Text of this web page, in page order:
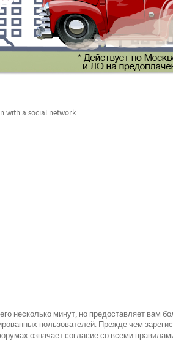
with a social network:
несколько минут, но предоставляет вам
пользователей. Прежде чем
означает согласие со всеми